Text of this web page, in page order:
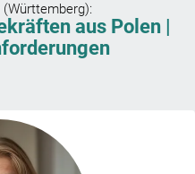
(Württemberg):
aus Polen |